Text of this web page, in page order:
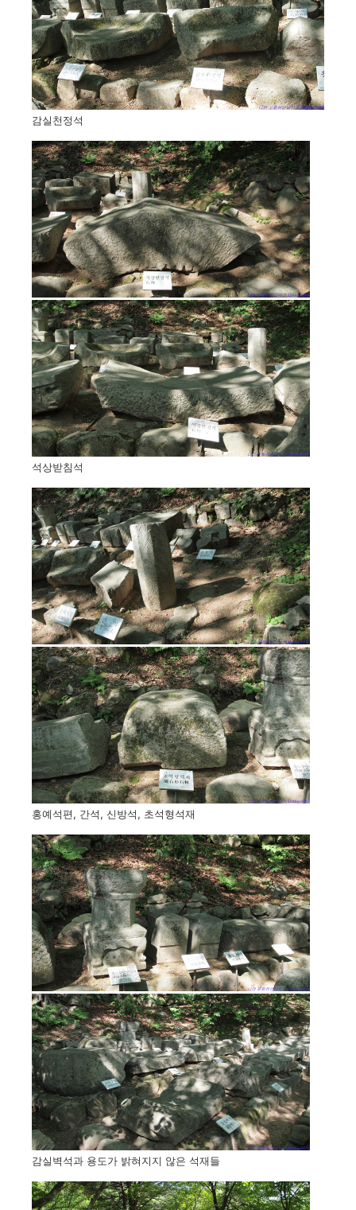
감실천정석
석상받침석
홍예석편, 간석, 신방석, 초석형석재
감실벽석과 용도가 밝혀지지 않은 석재들